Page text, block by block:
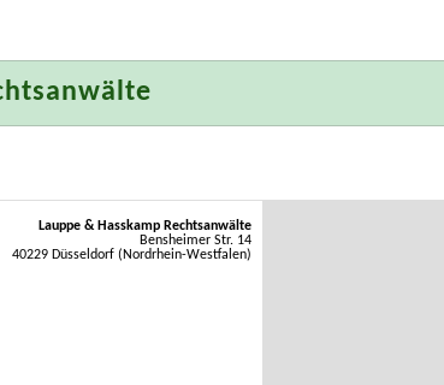
Lauppe & Hasskamp Rechtsanwälte
Bensheimer Str. 14
40229 Düsseldorf (Nordrhein-Westfalen)